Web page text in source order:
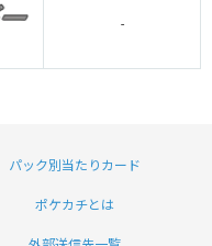
-
パック別当たりカード
ポケカチとは